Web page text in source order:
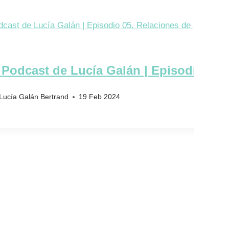
de Lucía Galán | Episodio
Lucía Galán Bertrand 19 Feb 2024